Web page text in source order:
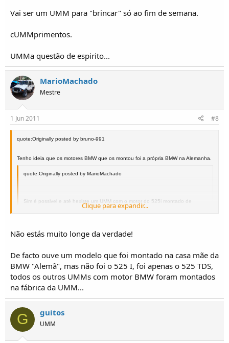
Vai ser um UMM para "brincar" só ao fim de semana.
cUMMprimentos.
UMMa questão de espirito...
MarioMachado
Mestre
1 Jun 2011 #8
quote:Originally posted by bruno-991
Tenho ideia que os motores BMW que os montou foi a própria BMW na Alemanha.
quote:Originally posted by MarioMachado
Sim é possivel e até hexiste um UMM com o motor do 525i montado de
Clique para expandir...
È mole mas sobe.
Clique para expandir...
Não estás muito longe da verdade!
De facto ouve um modelo que foi montado na casa mãe da
BMW "Alemã", mas não foi o 525 I, foi apenas o 525 TDS,
todos os outros UMMs com motor BMW foram montados
na fábrica da UMM...
G guitos
UMM